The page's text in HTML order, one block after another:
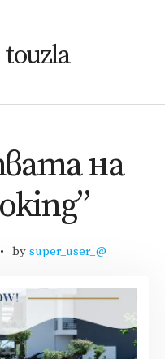
touzla
на
by super_user_@